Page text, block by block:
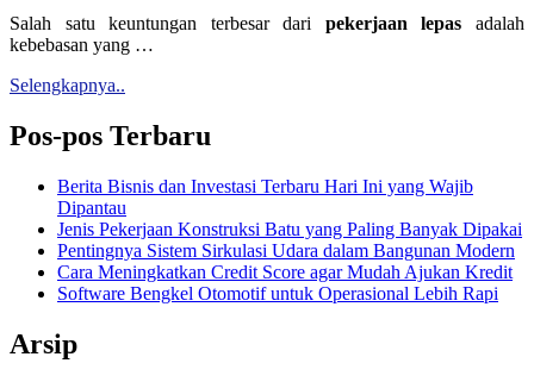
Salah satu keuntungan terbesar dari pekerjaan lepas adalah
kebebasan yang …
Selengkapnya..
Pos-pos Terbaru
Berita Bisnis dan Investasi Terbaru Hari Ini yang Wajib
Dipantau
Jenis Pekerjaan Konstruksi Batu yang Paling Banyak Dipakai
Pentingnya Sistem Sirkulasi Udara dalam Bangunan Modern
Cara Meningkatkan Credit Score agar Mudah Ajukan Kredit
Software Bengkel Otomotif untuk Operasional Lebih Rapi
Arsip